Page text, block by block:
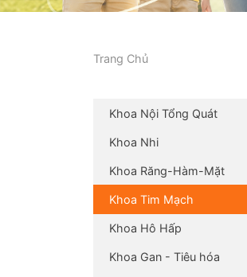
Trang Chủ
Khoa Nội Tổng Quát
Khoa Nhi
Khoa Răng-Hàm-Mặt
Khoa Tim Mạch
Khoa Hô Hấp
Khoa Gan - Tiêu hóa